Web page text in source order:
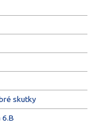
skutky
6.B